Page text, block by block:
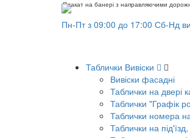
Пн-Пт з 09:00 до 17:00 Сб-Нд
Таблички Вивіски
Вивіски фасадні
Таблички на двері
Таблички "Графік
Таблички номера
Таблички на
Плакат на банері з направляючими